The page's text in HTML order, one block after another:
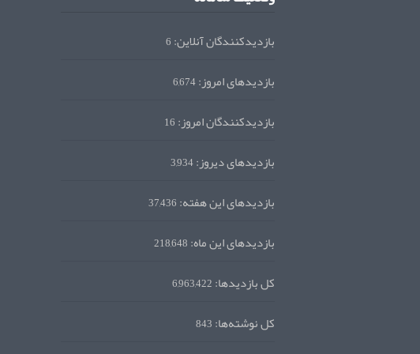
بازدیدکنندگان آنلاین:6
بازدیدهای امروز:6,674
بازدیدکنندگان امروز:16
بازدیدهای دیروز:3,934
بازدیدهای این هفته:37,436
بازدیدهای این ماه:218,648
کل بازدیدها:6,963,422
کل نوشته‌ها:843